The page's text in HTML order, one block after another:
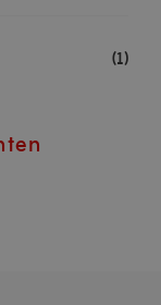
(1)